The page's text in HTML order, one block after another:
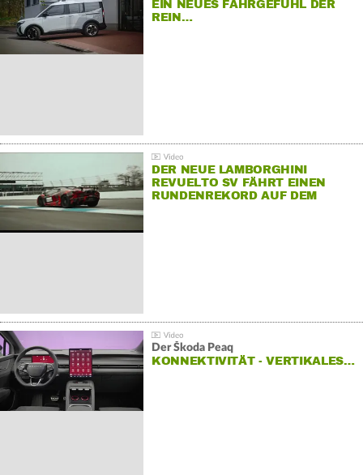
EIN NEUES FAHRGEFÜHL DER
REIN…
DER NEUE LAMBORGHINI
REVUELTO SV FÄHRT EINEN
RUNDENREKORD AUF DEM
Der Škoda Peaq
KONNEKTIVITÄT - VERTIKALES…